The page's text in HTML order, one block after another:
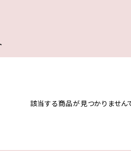
該当する商品が見つかりません